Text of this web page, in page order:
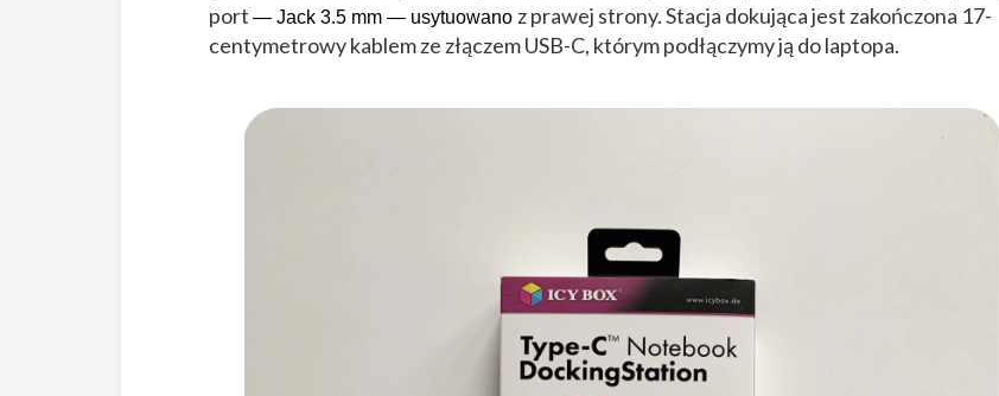
port — Jack 3.5 mm — usytuowano z prawej strony. Stacja dokująca jest zakończona 17-
centymetrowy kablem ze złączem USB-C, którym podłączymy ją do laptopa.